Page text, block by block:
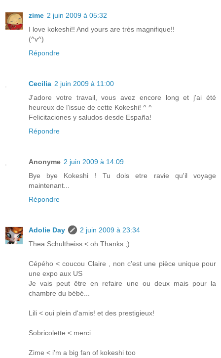
zime 2 juin 2009 à 05:32
I love kokeshi!! And yours are très magnifique!!
(^v^)
Répondre
Cecilia 2 juin 2009 à 11:00
J'adore votre travail, vous avez encore long et j'ai été
heureux de l'issue de cette Kokeshi! ^ ^
Felicitaciones y saludos desde España!
Répondre
Anonyme 2 juin 2009 à 14:09
Bye bye Kokeshi ! Tu dois etre ravie qu'il voyage
maintenant...
Répondre
Adolie Day
2 juin 2009 à 23:34
Thea Schultheiss < oh Thanks ;)
Cépého < coucou Claire , non c'est une pièce unique pour
une expo aux US
Je vais peut être en refaire une ou deux mais pour la
chambre du bébé...
Lili < oui plein d'amis! et des prestigieux!
Sobricolette < merci
Zime < i'm a big fan of kokeshi too